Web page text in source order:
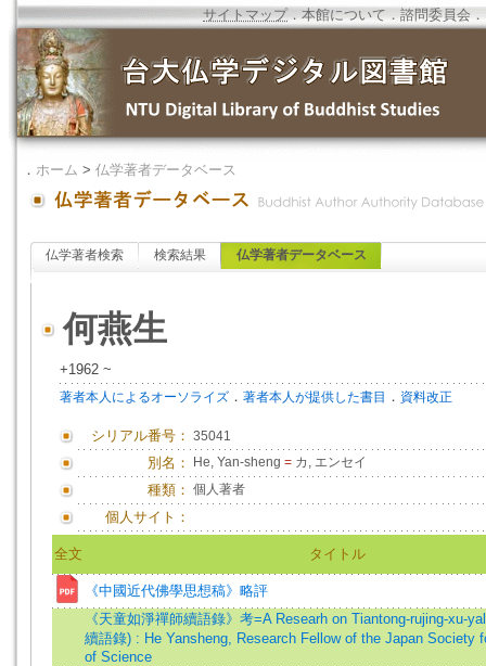
サイトマップ．本館について ．諮問委員会 ．
． ホーム > 仏学著者データベース
仏学著者検索 検索結果 仏学著者データベース
何燕生
+1962 ~
著者本人によるオーソライズ ． 著者本人が提供した書目 ． 資料改正
シリアル番号： 35041
別名： He, Yan-sheng = カ, エンセイ
種類： 個人著者
個人サイト：
全文 タイトル
《中國近代佛學思想稿》略評
《天童如淨禪師續語錄》考=A Researh on Tiantong-rujing-xu-
續語錄) : He Yansheng, Research Fellow of the Japan Society
of Science